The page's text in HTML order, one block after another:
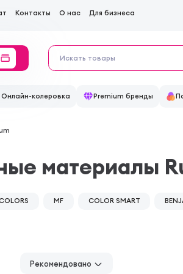
Контакты О нас Для бизнеса
Онлайн-колеровка Premium бренды
материалы
Рекомендовано
MF COLOR SMART